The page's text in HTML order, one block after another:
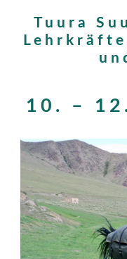
Tuura
10. –